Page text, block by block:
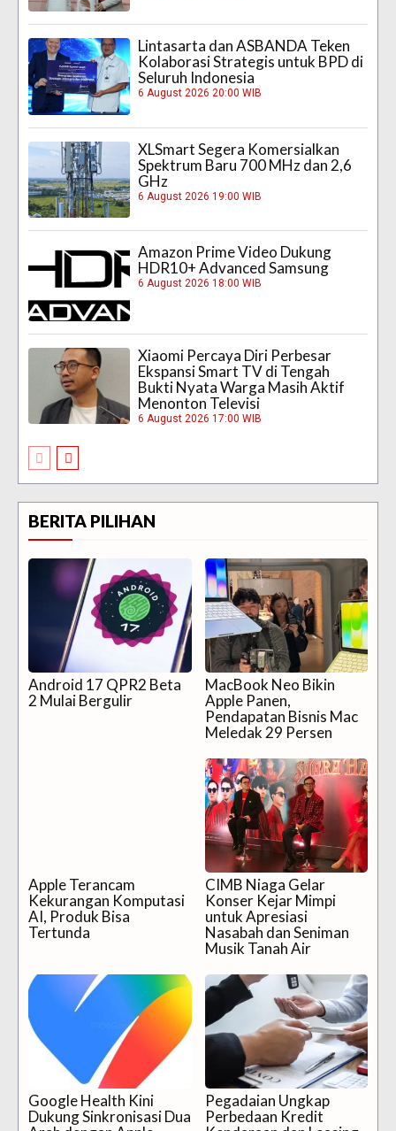
Lintasarta dan ASBANDA Teken
Kolaborasi Strategis untuk BPD di
Seluruh Indonesia
6 August 2026 20:00 WIB
XLSmart Segera Komersialkan
Spektrum Baru 700 MHz dan 2,6
GHz
6 August 2026 19:00 WIB
Amazon Prime Video Dukung
HDR10+ Advanced Samsung
6 August 2026 18:00 WIB
Xiaomi Percaya Diri Perbesar
Ekspansi Smart TV di Tengah
Bukti Nyata Warga Masih Aktif
Menonton Televisi
6 August 2026 17:00 WIB
BERITA PILIHAN
Android 17 QPR2 Beta
2 Mulai Bergulir
MacBook Neo Bikin
Apple Panen,
Pendapatan Bisnis Mac
Meledak 29 Persen
Apple Terancam
Kekurangan Komputasi
AI, Produk Bisa
Tertunda
CIMB Niaga Gelar
Konser Kejar Mimpi
untuk Apresiasi
Nasabah dan Seniman
Musik Tanah Air
Google Health Kini
Dukung Sinkronisasi Dua
Pegadaian Ungkap
Perbedaan Kredit